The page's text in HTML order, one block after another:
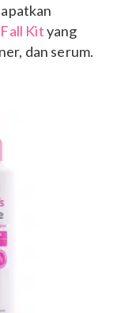
Kityang
dan serum.